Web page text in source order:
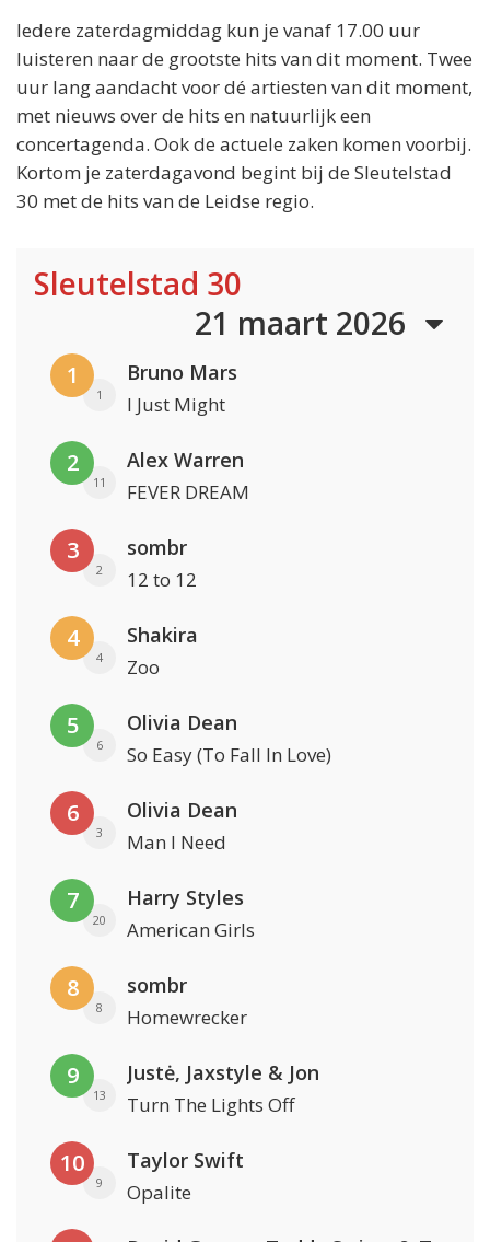
Iedere zaterdagmiddag kun je vanaf 17.00 uur
luisteren naar de grootste hits van dit moment. Twee
uur lang aandacht voor dé artiesten van dit moment,
met nieuws over de hits en natuurlijk een
concertagenda. Ook de actuele zaken komen voorbij.
Kortom je zaterdagavond begint bij de Sleutelstad
30 met de hits van de Leidse regio.
Sleutelstad 30
21 maart 2026
1
1
Bruno Mars
I Just Might
2
11
Alex Warren
FEVER DREAM
3
2
sombr
12 to 12
4
4
Shakira
Zoo
5
6
Olivia Dean
So Easy (To Fall In Love)
6
3
Olivia Dean
Man I Need
7
20
Harry Styles
American Girls
8
8
sombr
Homewrecker
9
13
Justė, Jaxstyle & Jon
Turn The Lights Off
10
9
Taylor Swift
Opalite